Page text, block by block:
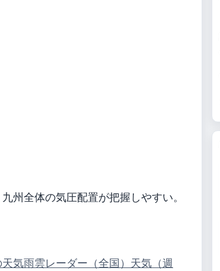
州全体の気圧配置が把握しやすい。
気雨雲レーダー（全国） 天気（週